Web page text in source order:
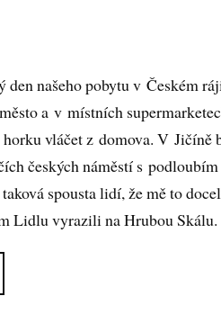
den našeho pobytu v Českém
a v místních
vláčet z domova. V Jičíně
českých náměstí s
spousta lidí, že mě to
Lidlu vyrazili na Hrubou Skálu.